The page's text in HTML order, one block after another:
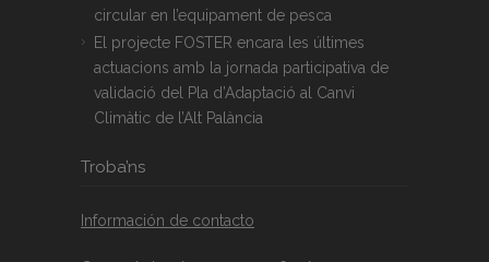
circular en l’equipament de pesca
El projecte FOSTER encara les últimes
actuacions amb la jornada participativa de
validació del Pla d’Adaptació al Canvi
Climàtic de l’Alt Palància
Troba’ns
Información de contacto